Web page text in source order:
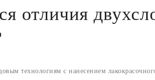
отличия
технологиям с нанесением